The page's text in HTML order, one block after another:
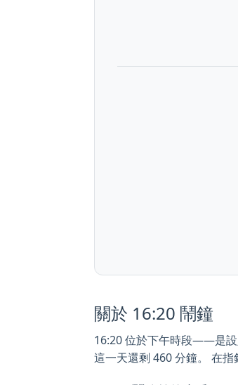
關於 16:20 鬧鐘
16:20 位於下午時段——是設
這一天還剩 460 分鐘。 在指